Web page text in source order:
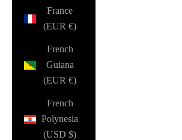
France
(EUR €)
French
Guiana
(EUR €)
French
Polynesia
(USD $)